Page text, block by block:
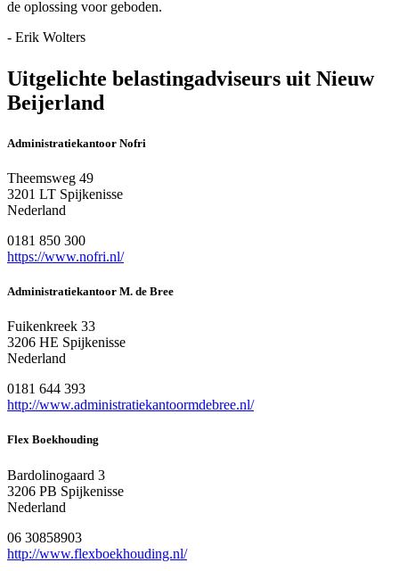
de oplossing voor geboden.
- Erik Wolters
Uitgelichte belastingadviseurs uit Nieuw
Beijerland
Administratiekantoor Nofri
Theemsweg 49
3201 LT Spijkenisse
Nederland
0181 850 300
https://www.nofri.nl/
Administratiekantoor M. de Bree
Fuikenkreek 33
3206 HE Spijkenisse
Nederland
0181 644 393
http://www.administratiekantoormdebree.nl/
Flex Boekhouding
Bardolinogaard 3
3206 PB Spijkenisse
Nederland
06 30858903
http://www.flexboekhouding.nl/